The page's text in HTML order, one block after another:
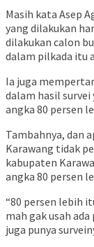
Masih kata Asep
yang dilakukan
dilakukan calon
dalam pilkada itu
Ia juga
dalam hasil
angka 80 persen
Tambahnya, dan
Karawang tidak
kabupaten
angka 80 persen
“80 persen lebih
mah gak usah
juga punya